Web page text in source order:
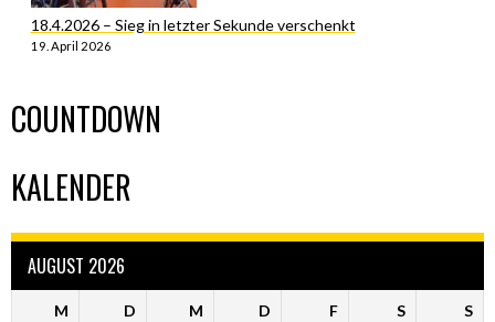
18.4.2026 – Sieg in letzter Sekunde verschenkt
19. April 2026
COUNTDOWN
KALENDER
AUGUST 2026
M D M D F S S